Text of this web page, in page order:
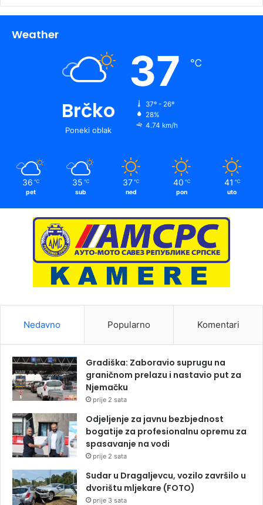
Weather
Brčko
Poneki oblak
37 ℃
37º - 26º
28%
4.74 km/h
36 ℃
pet
35 ℃
sub
37 ℃
ned
40 ℃
pon
41 ℃
uto
Nedavno Popularno Komentari
Gradiška: Zaboravio suprugu na
graničnom prelazu i nastavio put za
Njemačku
prije 2 sata
Odjeljenje za javnu bezbjednost
bogatije za profesionalnu opremu za
spasavanje na vodi
prije 2 sata
Sudar u Dragaljevcu, vozilo završilo u
dvorištu mljekare (FOTO)
prije 3 sata